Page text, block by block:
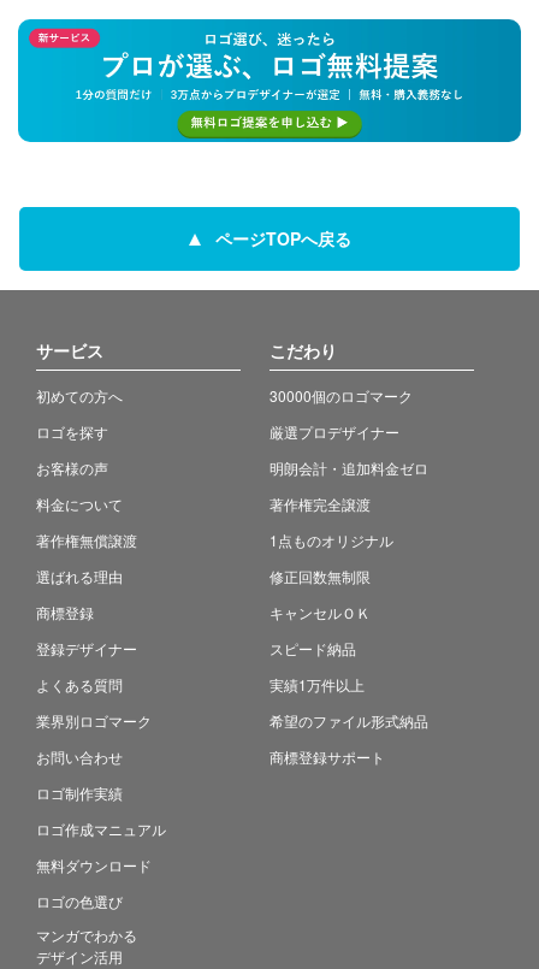
ページTOPへ戻る
サービス
初めての方へ
ロゴを探す
お客様の声
料金について
著作権無償譲渡
選ばれる理由
商標登録
登録デザイナー
よくある質問
業界別ロゴマーク
お問い合わせ
ロゴ制作実績
ロゴ作成マニュアル
無料ダウンロード
ロゴの色選び
マンガでわかる
デザイン活用
こだわり
30000個のロゴマーク
厳選プロデザイナー
明朗会計・追加料金ゼロ
著作権完全譲渡
1点ものオリジナル
修正回数無制限
キャンセルＯＫ
スピード納品
実績1万件以上
希望のファイル形式納品
商標登録サポート